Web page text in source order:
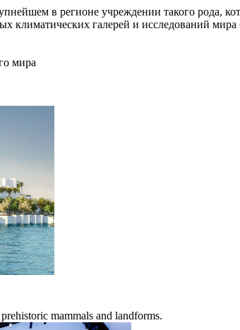
в регионе учреждении такого рода,
климатических галерей и исследований
мира
mammals and landforms.